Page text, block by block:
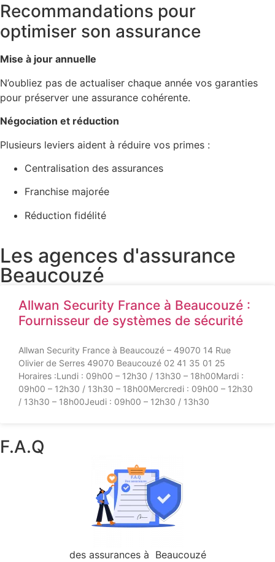
Recommandations pour
optimiser son assurance
Mise à jour annuelle
N’oubliez pas de actualiser chaque année vos garanties
pour préserver une assurance cohérente.
Négociation et réduction
Plusieurs leviers aident à réduire vos primes :
Centralisation des assurances
Franchise majorée
Réduction fidélité
Les agences d'assurance
Beaucouzé
Allwan Security France à Beaucouzé :
Fournisseur de systèmes de sécurité
Allwan Security France à Beaucouzé – 49070 14 Rue
Olivier de Serres 49070 Beaucouzé 02 41 35 01 25
Horaires :Lundi : 09h00 – 12h30 / 13h30 – 18h00Mardi :
09h00 – 12h30 / 13h30 – 18h00Mercredi : 09h00 – 12h30
/ 13h30 – 18h00Jeudi : 09h00 – 12h30 / 13h30
F.A.Q
des assurances à Beaucouzé